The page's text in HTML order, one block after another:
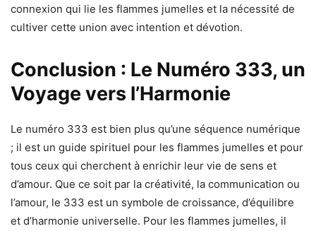
connexion qui lie les flammes jumelles et la nécessité de
cultiver cette union avec intention et dévotion.
Conclusion : Le Numéro 333, un
Voyage vers l’Harmonie
Le numéro 333 est bien plus qu’une séquence numérique
; il est un guide spirituel pour les flammes jumelles et pour
tous ceux qui cherchent à enrichir leur vie de sens et
d’amour. Que ce soit par la créativité, la communication ou
l’amour, le 333 est un symbole de croissance, d’équilibre
et d’harmonie universelle. Pour les flammes jumelles, il